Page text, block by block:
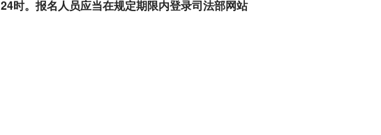
24时。报名人员应当在规定期限内登录司法部网站